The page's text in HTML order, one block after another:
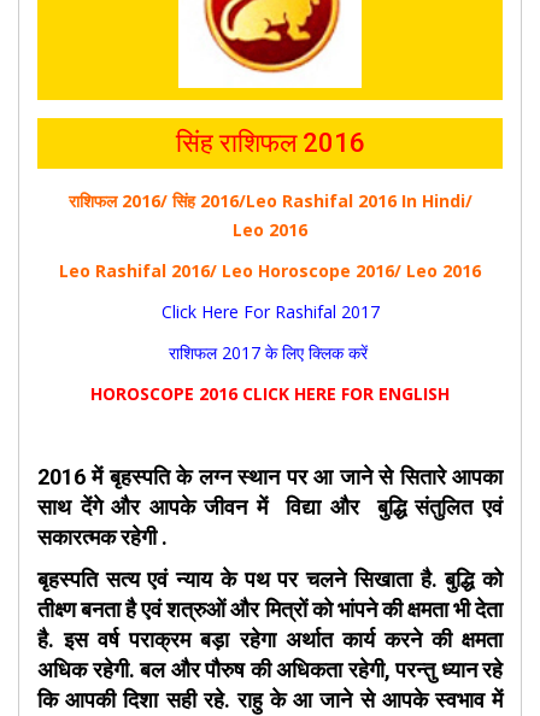
सिंह राशिफल 2016
राशिफल 2016/ सिंह 2016/Leo Rashifal 2016 In Hindi/
Leo 2016
Leo Rashifal 2016/ Leo Horoscope 2016/ Leo 2016
Click Here For Rashifal 2017
राशिफल 2017 के लिए क्लिक करें
HOROSCOPE 2016 CLICK HERE FOR ENGLISH
2016 में बृहस्पति के लग्न स्थान पर आ जाने से सितारे आपका
साथ देंगे और आपके जीवन में विद्या और बुद्धि संतुलित एवं
सकारत्मक रहेगी .
बृहस्पति सत्य एवं न्याय के पथ पर चलने सिखाता है. बुद्धि को
तीक्ष्ण बनता है एवं शत्रुओं और मित्रों को भांपने की क्षमता भी देता
है. इस वर्ष पराक्रम बड़ा रहेगा अर्थात कार्य करने की क्षमता
अधिक रहेगी. बल और पौरुष की अधिकता रहेगी, परन्तु ध्यान रहे
कि आपकी दिशा सही रहे. राहु के आ जाने से आपके स्वभाव में